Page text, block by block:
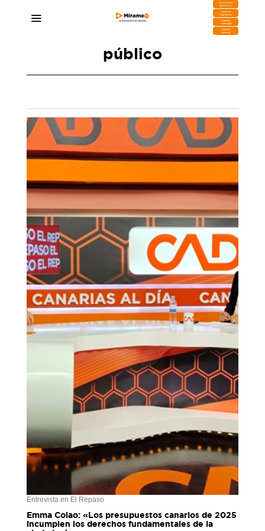
DESCARGA
MIRAPLAY
Buzón de
Sugerencias
Contratar
Publicidad
Contacto
Comercial
público
Entrevista en El Repaso
Emma Colao: «Los presupuestos canarios de 2025
incumplen los derechos fundamentales de la